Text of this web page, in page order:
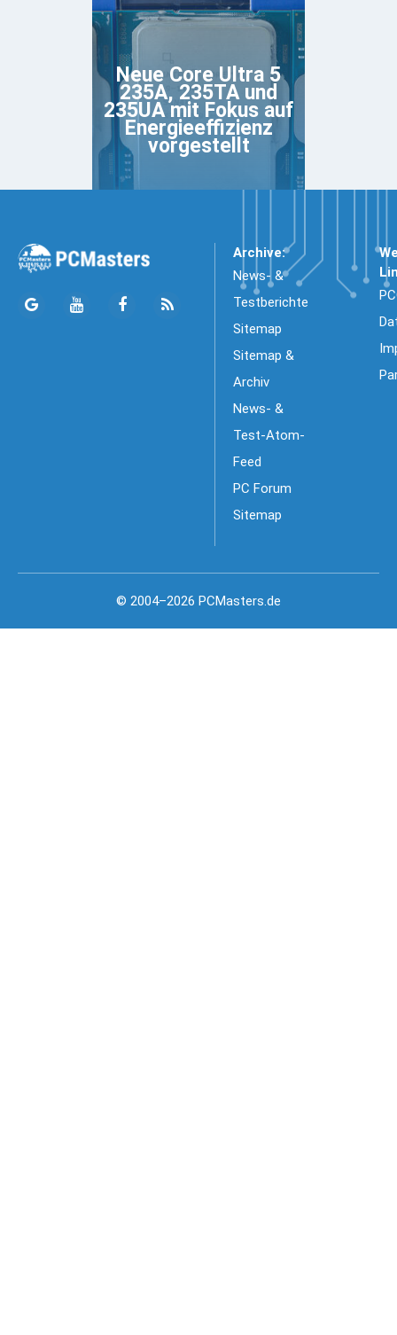
Neue Core Ultra 5
235A, 235TA und
235UA mit Fokus auf
Energieeffizienz
vorgestellt
Archive:
News- &
Testberichte
Sitemap
Sitemap &
Archiv
News- &
Test-Atom-
Feed
PC Forum
Sitemap
© 2004–2026 PCMasters.de